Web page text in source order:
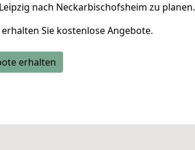
nach Neckarbischofsheim zu planen.
Sie kostenlose Angebote.
erhalten